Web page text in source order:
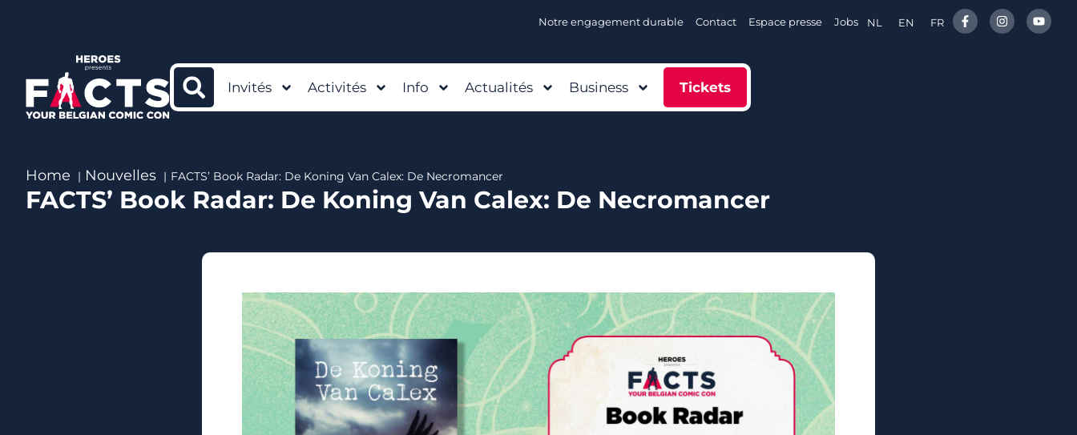
Notre engagement durable Contact Espace presse Jobs NL EN FR
Invités Activités Info Actualités Business Tickets
Home Nouvelles FACTS’ Book Radar: De Koning Van Calex: De Necromancer
FACTS’ Book Radar: De Koning Van Calex: De Necromancer